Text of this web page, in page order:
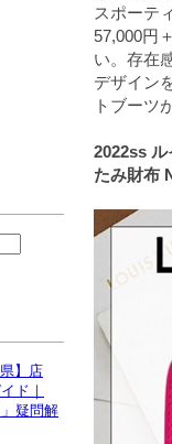
スポーテ
57,000円
い。存在
デザイン
トブーツ
2022ss
たみ財布
】店
ド｜
疑問解